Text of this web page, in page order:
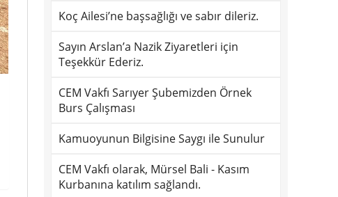
Koç Ailesi’ne başsağlığı ve sabır dileriz.
Sayın Arslan’a Nazik Ziyaretleri için
Teşekkür Ederiz.
CEM Vakfı Sarıyer Şubemizden Örnek
Burs Çalışması
Kamuoyunun Bilgisine Saygı ile Sunulur
CEM Vakfı olarak, Mürsel Bali - Kasım
Kurbanına katılım sağlandı.